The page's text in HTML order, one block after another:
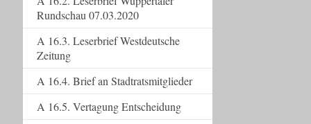
Rundschau 07.03.2020
A 16.3. Leserbrief Westdeutsche
Zeitung
A 16.4. Brief an Stadtratsmitglieder
A 16.5. Vertagung Entscheidung